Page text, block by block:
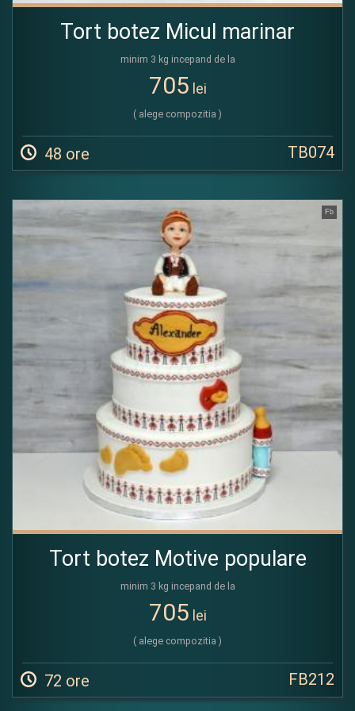
Tort botez Micul marinar
minim 3 kg incepand de la
705 lei
( alege compozitia )
48 ore TB074
Fb
Tort botez Motive populare
minim 3 kg incepand de la
705 lei
( alege compozitia )
72 ore FB212